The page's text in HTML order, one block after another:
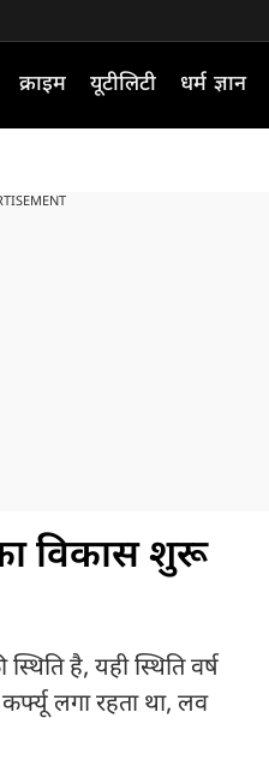
क्राइम यूटीलिटी धर्म ज्ञान
विकास शुरू
है, यही स्थिति वर्ष
लगा रहता था, लव